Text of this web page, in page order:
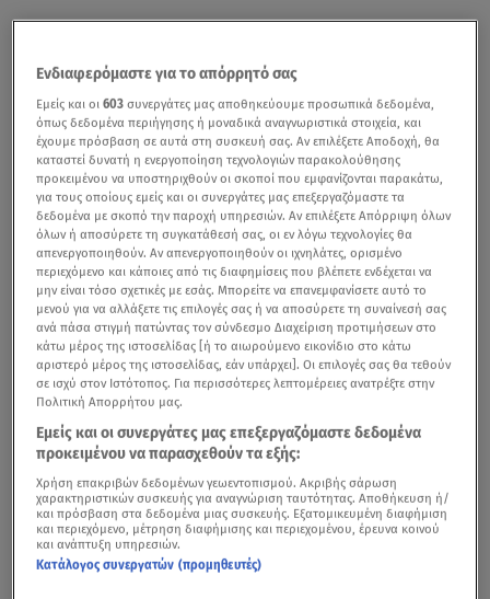
Ενδιαφερόμαστε για το απόρρητό σας
Εμείς και οι603 συνεργάτες μας αποθηκεύουμε προσωπικά δεδομένα,
όπως δεδομένα περιήγησης ή μοναδικά αναγνωριστικά στοιχεία, και
έχουμε πρόσβαση σε αυτά στη συσκευή σας. Αν επιλέξετε Αποδοχή, θα
καταστεί δυνατή η ενεργοποίηση τεχνολογιών παρακολούθησης
προκειμένου να υποστηριχθούν οι σκοποί που εμφανίζονται παρακάτω,
για τους οποίους εμείς και οι συνεργάτες μας επεξεργαζόμαστε τα
δεδομένα με σκοπό την παροχή υπηρεσιών. Αν επιλέξετε Απόρριψη όλων
όλων ή αποσύρετε τη συγκατάθεσή σας, οι εν λόγω τεχνολογίες θα
απενεργοποιηθούν. Αν απενεργοποιηθούν οι ιχνηλάτες, ορισμένο
περιεχόμενο και κάποιες από τις διαφημίσεις που βλέπετε ενδέχεται να
μην είναι τόσο σχετικές με εσάς. Μπορείτε να επανεμφανίσετε αυτό το
μενού για να αλλάξετε τις επιλογές σας ή να αποσύρετε τη συναίνεσή σας
ανά πάσα στιγμή πατώντας τον σύνδεσμο Διαχείριση προτιμήσεων στο
κάτω μέρος της ιστοσελίδας [ή το αιωρούμενο εικονίδιο στο κάτω
αριστερό μέρος της ιστοσελίδας, εάν υπάρχει]. Οι επιλογές σας θα τεθούν
σε ισχύ στον Ιστότοπος. Για περισσότερες λεπτομέρειες ανατρέξτε στην
Πολιτική Απορρήτου μας.
Εμείς και οι συνεργάτες μας επεξεργαζόμαστε δεδομένα
προκειμένου να παρασχεθούν τα εξής:
Χρήση επακριβών δεδομένων γεωεντοπισμού. Ακριβής σάρωση
χαρακτηριστικών συσκευής για αναγνώριση ταυτότητας. Αποθήκευση ή/
και πρόσβαση στα δεδομένα μιας συσκευής. Εξατομικευμένη διαφήμιση
και περιεχόμενο, μέτρηση διαφήμισης και περιεχομένου, έρευνα κοινού
και ανάπτυξη υπηρεσιών.
Κατάλογος συνεργατών (προμηθευτές)